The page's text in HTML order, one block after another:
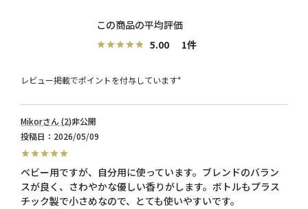
5.00 1
レビュー掲載でポイントを付与しています*
Mikor 2 非公開
投稿日
2026/05/09
ベビー用ですが、自分用に使っています。ブレンドのバラン
スが良く、さわやかな優しい香りがします。ボトルもプラス
チック製で小さめなので、とても使いやすいです。